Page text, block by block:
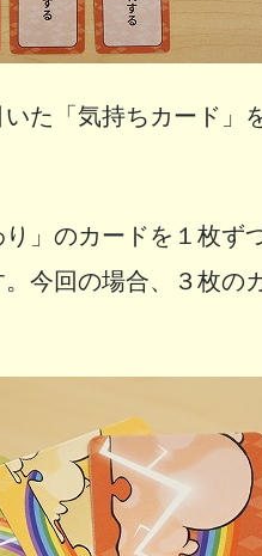
た「気持ちカード」
」のカードを１枚ず
今回の場合、３枚の